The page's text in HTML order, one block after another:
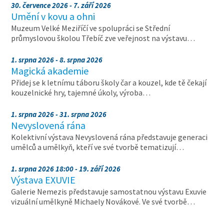
30. července 2026 - 7. září 2026
Umění v kovu a ohni
Muzeum Velké Meziříčí ve spolupráci se Střední
průmyslovou školou Třebíč zve veřejnost na výstavu…
1. srpna 2026 - 8. srpna 2026
Magická akademie
Přidej se k letnímu táboru školy čar a kouzel, kde tě čekají
kouzelnické hry, tajemné úkoly, výroba…
1. srpna 2026 - 31. srpna 2026
Nevyslovená rána
Kolektivní výstava Nevyslovená rána představuje generaci
umělců a umělkyň, kteří ve své tvorbě tematizují…
1. srpna 2026 18:00 - 19. září 2026
Výstava EXUVIE
Galerie Nemezis představuje samostatnou výstavu Exuvie
vizuální umělkyně Michaely Novákové. Ve své tvorbě…